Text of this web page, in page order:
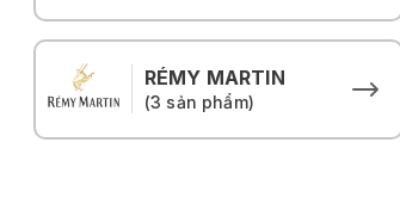
RÉMY MARTIN
(3 sản phẩm)